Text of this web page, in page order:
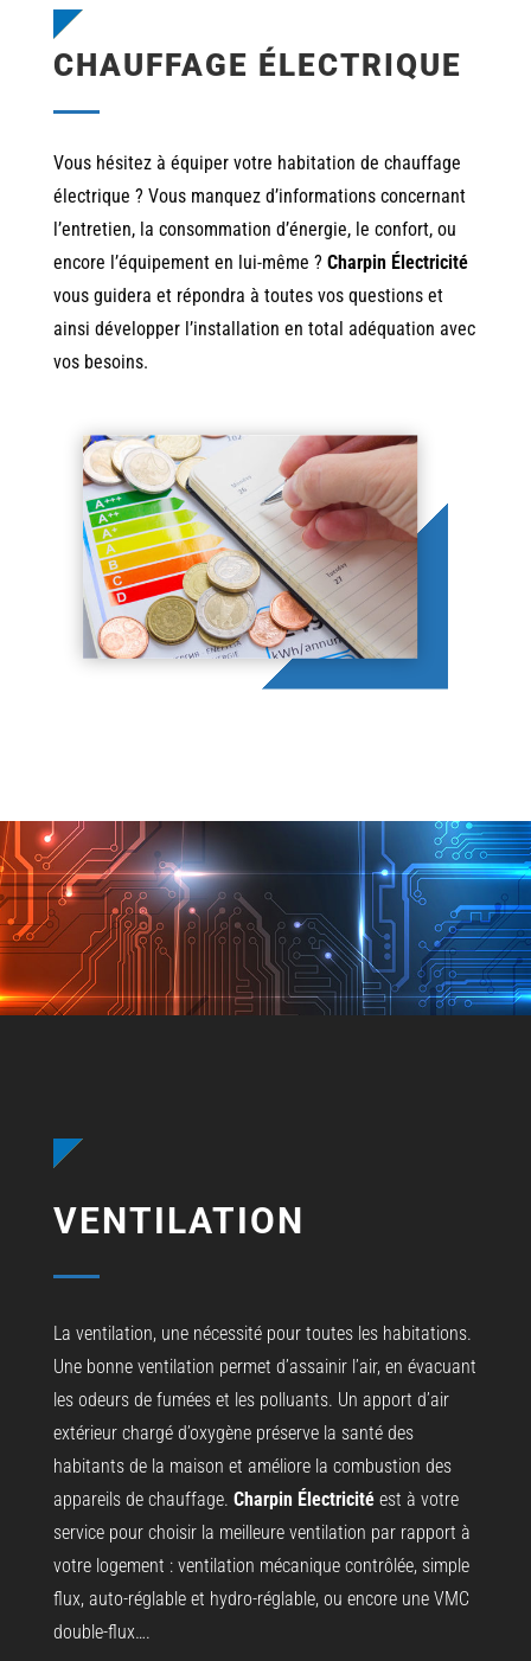
CHAUFFAGE ÉLECTRIQUE
Vous hésitez à équiper votre habitation de chauffage
électrique ? Vous manquez d’informations concernant
l’entretien, la consommation d’énergie, le confort, ou
encore l’équipement en lui-même ? Charpin Électricité
vous guidera et répondra à toutes vos questions et
ainsi développer l’installation en total adéquation avec
vos besoins.
VENTILATION
La ventilation, une nécessité pour toutes les habitations.
Une bonne ventilation permet d’assainir l’air, en évacuant
les odeurs de fumées et les polluants. Un apport d’air
extérieur chargé d’oxygène préserve la santé des
habitants de la maison et améliore la combustion des
appareils de chauffage. Charpin Électricitéest à votre
service pour choisir la meilleure ventilation par rapport à
votre logement : ventilation mécanique contrôlée, simple
flux, auto-réglable et hydro-réglable, ou encore une VMC
double-flux….